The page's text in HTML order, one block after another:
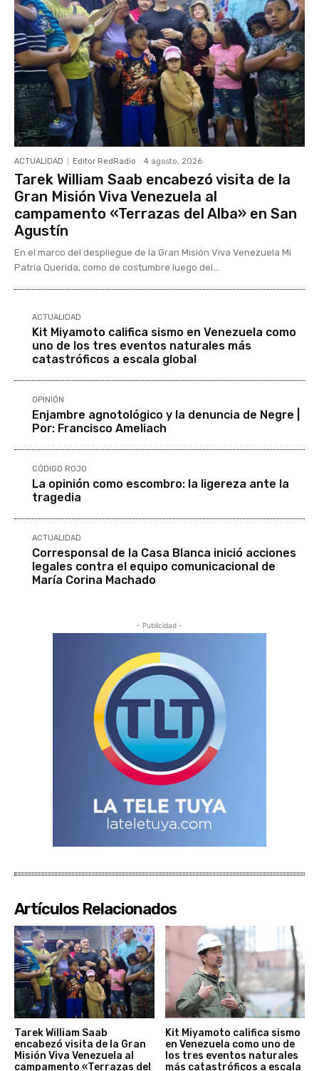
ACTUALIDAD Editor RedRadio - 4 agosto, 2026
Tarek William Saab encabezó visita de la
Gran Misión Viva Venezuela al
campamento «Terrazas del Alba» en San
Agustín
En el marco del despliegue de la Gran Misión Viva Venezuela Mi
Patria Querida, como de costumbre luego del...
ACTUALIDAD
Kit Miyamoto califica sismo en Venezuela como
uno de los tres eventos naturales más
catastróficos a escala global
OPINIÓN
Enjambre agnotológico y la denuncia de Negre |
Por: Francisco Ameliach
CÓDIGO ROJO
La opinión como escombro: la ligereza ante la
tragedia
ACTUALIDAD
Corresponsal de la Casa Blanca inició acciones
legales contra el equipo comunicacional de
María Corina Machado
- Publicidad -
Artículos Relacionados
Tarek William Saab
encabezó visita de la Gran
Misión Viva Venezuela al
campamento «Terrazas del
Kit Miyamoto califica sismo
en Venezuela como uno de
los tres eventos naturales
más catastróficos a escala